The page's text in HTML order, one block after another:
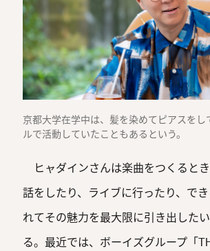
京都大学在学中は、髪を染めてピアスをし
ルで活動していたこともあるという。
ヒャダインさんは楽曲をつくると
話をしたり、ライブに行ったり、で
れてその魅力を最大限に引き出した
る。最近では、ボーイズグループ「